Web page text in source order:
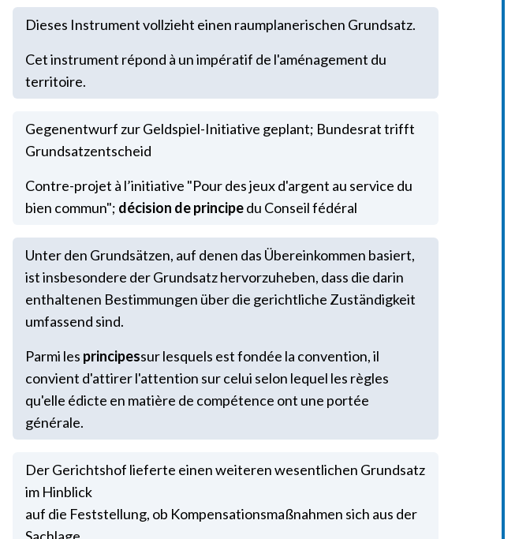
Dieses Instrument vollzieht einen raumplanerischen Grundsatz.
Cet instrument répond à un impératif de l'aménagement du
territoire.
Gegenentwurf zur Geldspiel-Initiative geplant; Bundesrat trifft
Grundsatzentscheid
Contre-projet à l’initiative "Pour des jeux d'argent au service du
bien commun"; décision de principedu Conseil fédéral
Unter den Grundsätzen, auf denen das Übereinkommen basiert,
ist insbesondere der Grundsatz hervorzuheben, dass die darin
enthaltenen Bestimmungen über die gerichtliche Zuständigkeit
umfassend sind.
Parmi les principessur lesquels est fondée la convention, il
convient d'attirer l'attention sur celui selon lequel les règles
qu'elle édicte en matière de compétence ont une portée
générale.
Der Gerichtshof lieferte einen weiteren wesentlichen Grundsatz
im Hinblick
auf die Feststellung, ob Kompensationsmaßnahmen sich aus der